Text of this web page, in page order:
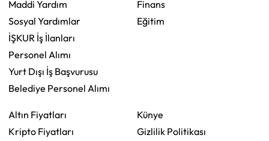
Maddi Yardım
Sosyal Yardımlar
İŞKUR İş İlanları
Personel Alımı
Yurt Dışı İş Başvurusu
Belediye Personel Alımı
Finans
Eğitim
Altın Fiyatları
Kripto Fiyatları
Künye
Gizlilik Politikası